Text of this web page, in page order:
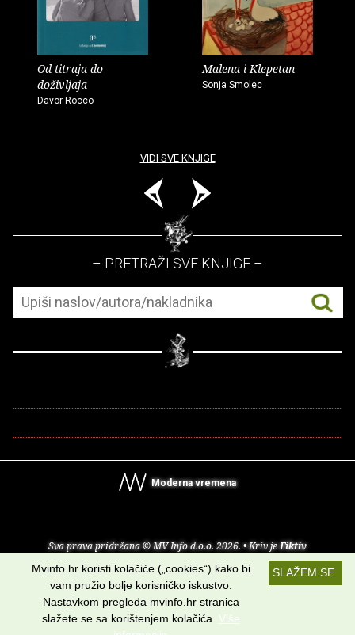
Od titraja do
doživljaja
Davor Rocco
Malena i Klepetan
Sonja Smolec
VIDI SVE KNJIGE
– PRETRAŽI SVE KNJIGE –
Moderna vremena
Sva prava pridržana © MV Info d.o.o. 2026. • Kriv jeFiktiv
O nama• Pomoć• Uvjeti korištenja•RSS kanali
Potraži nas na:
SLAŽEM SE
Mvinfo.hr koristi kolačiće („cookies“) kako bi
vam pružio bolje korisničko iskustvo.
Nastavkom pregleda mvinfo.hr stranica
slažete se sa korištenjem kolačića. Više